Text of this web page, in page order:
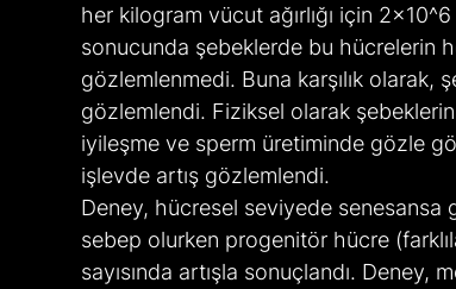
her kilogram vücut ağırlığı için
sonucunda şebeklerde bu hücrelerin
gözlemlenmedi. Buna karşılık
gözlemlendi. Fiziksel olarak
iyileşme ve sperm üretiminde gözle
işlevde artış gözlemlendi.
Deney, hücresel seviyede
sebep olurken progenitör hücre
sayısında artışla sonuçlandı. Deney,